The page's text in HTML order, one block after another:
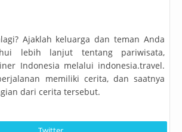
Ajaklah keluarga dan teman Anda
lebih lanjut tentang pariwisata,
Indonesia melalui indonesia.travel.
memiliki cerita, dan saatnya
dari cerita tersebut.